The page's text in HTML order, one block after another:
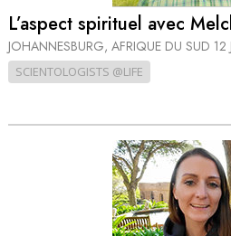
L’aspect spirituel avec
JOHANNESBURG, AFRIQUE DU SUD 12
SCIENTOLOGISTS @LIFE